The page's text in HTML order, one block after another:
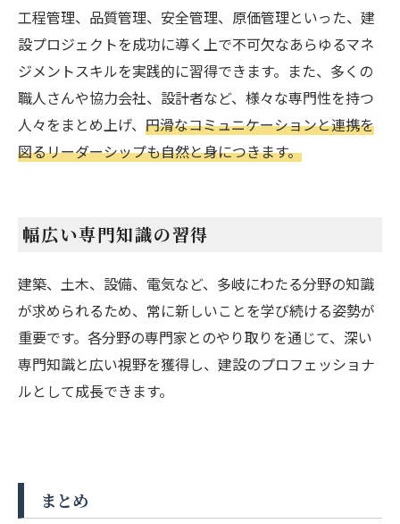
工程管理、品質管理、安全管理、原価管理といった、建
設プロジェクトを成功に導く上で不可欠なあらゆるマネ
ジメントスキルを実践的に習得できます。また、多くの
職人さんや協力会社、設計者など、様々な専門性を持つ
人々をまとめ上げ、 円滑なコミュニケーションと連携を
図るリーダーシップも自然と身につきます。
幅広い専門知識の習得
建築、土木、設備、電気など、多岐にわたる分野の知識
が求められるため、常に新しいことを学び続ける姿勢が
重要です。各分野の専門家とのやり取りを通じて、深い
専門知識と広い視野を獲得し、建設のプロフェッショナ
ルとして成長できます。
まとめ